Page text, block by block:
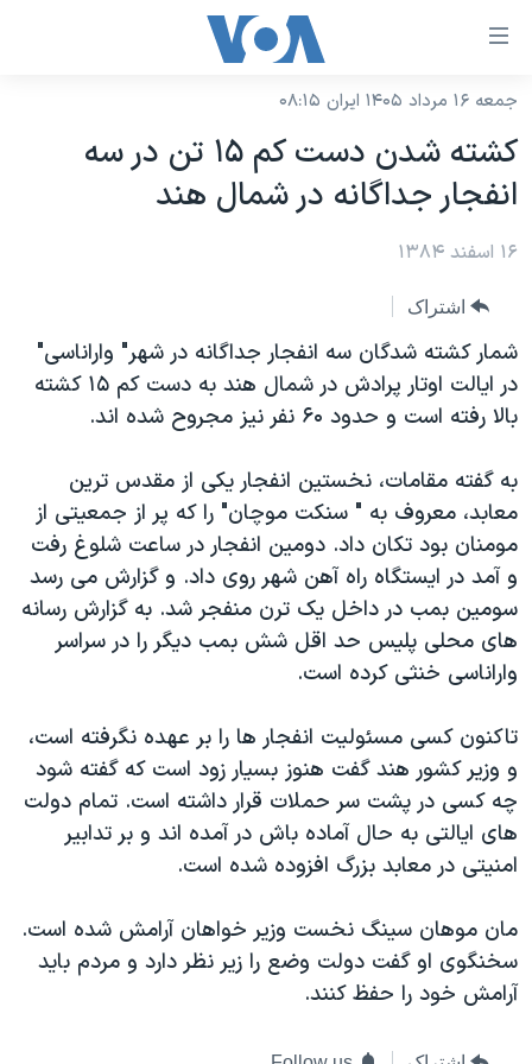
لینکهای
دسترسی
جهش
به
محتوای
اصلی
صفحه
اصلی
جهش
به
جستجو
نسخه سبک وب‌سایت
موضوع ها
ایران
آمریکا
جهان
ورزشی
گزیده‌ها
ویژه برنامه‌ها
ویدیوها
فرهنگ و زندگی
اقتصادی
علم و فناوری
اسرائیل در جنگ
گالری عکس
آرشیو پخش زنده
برنامه های تلویزیونی
جدول برنامه ها
صفحه‌های ویژه
جام جهانی ۲۰۲۶
عملیات خشم حماسی
۲۵۰سالگی آمریکا
بایگانی برنامه‌های تلویزیونی
مستندها
انتخابات ریاست جمهوری آمریکا ۲۰۲۴
حمله جمهوری اسلامی به اسرائیل
رمز مهسا
ورزش زنان در ایران
اعتراضات زن، زندگی، آزادی
مجموعه مستندهای دادخواهی
تریبونال مردمی آبان ۹۸
چهل سال گروگان‌گیری
قانون شفافیت دارائی کادر رهبری ایران
فرکانس‌های صدای آمریکا
پخش رادیویی
یادگیری زبان انگلیسی
دنبال کنید
جمعه ۱۶ مرداد ۱۴۰۵ ایران ۰۸:۱۵
کشته شدن دست کم ۱۵ تن در سه
انفجار جداگانه در شمال هند
۱۶ اسفند ۱۳۸۴
اشتراک
شمار کشته شدگان سه انفجار جداگانه در شهر" واراناسی"
در ایالت اوتار پرادش در شمال هند به دست کم ۱۵ کشته
بالا رفته است و حدود ۶۰ نفر نیز مجروح شده اند.
به گفته مقامات، نخستين انفجار يکی از مقدس ترين
معابد، معروف به " سنکت موچان" را که پر از جمعيتی از
مومنان بود تکان داد. دومین انفجار در ساعت شلوغ رفت
و آمد در ایستگاه راه آهن شهر روی داد. و گزارش می رسد
سومین بمب در داخل یک ترن منفجر شد. به گزارش رسانه
های محلی پلیس حد اقل شش بمب دیگر را در سراسر
واراناسی خنثی کرده است.
تاکنون کسی مسئولیت انفجار ها را بر عهده نگرفته است،
و وزیر کشور هند گفت هنوز بسیار زود است که گفته شود
چه کسی در پشت سر حملات قرار داشته است. تمام دولت
های ایالتی به حال آماده باش در آمده اند و بر تدابیر
امنیتی در معابد بزرگ افزوده شده است.
مان موهان سینگ نخست وزیر خواهان آرامش شده است.
سخنگوی او گفت دولت وضع را زیر نظر دارد و مردم بايد
آرامش خود را حفظ کنند.